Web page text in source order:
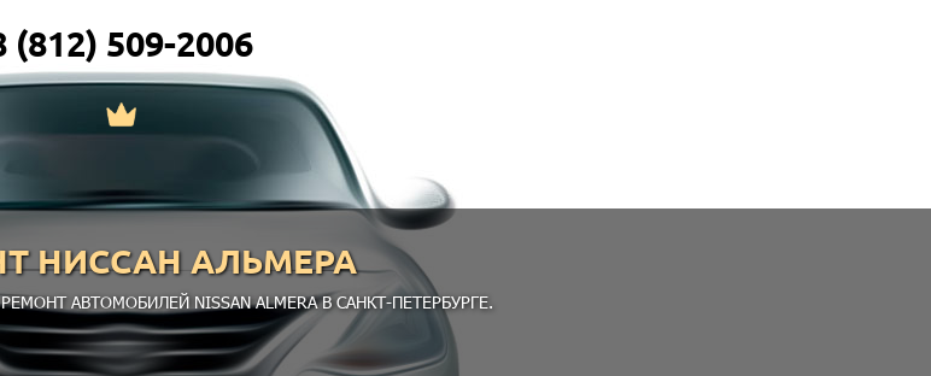
(812) 509-2006
НИССАН АЛЬМЕРА
АВТОМОБИЛЕЙ NISSAN ALMERA В САНКТ-ПЕТЕРБУРГЕ.